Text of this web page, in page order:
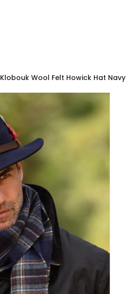
Klobouk Wool Felt Howick Hat Navy